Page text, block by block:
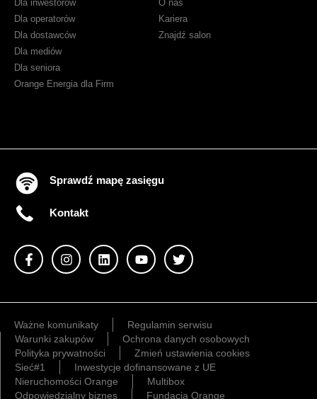
Dla inwestorów
Dla operatorów
Dla dostawców
Dla mediów
Dla seniora
Orange Energia dla Firm
O nas
Kariera
Znajdź salon
Sprawdź mapę zasięgu
Kontakt
Ważne komunikaty
Regulamin serwisu
Warunki zakupów
Ochrona danych osobowych
Polityka prywatności
Zmień ustawienia cookies
Sieć#1
Inwestycje dofinansowane z UE
Nieruchomości Orange
Multibox
Odpowiedzialny biznes
Fundacja Orange